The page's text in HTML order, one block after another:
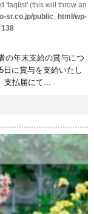
'faqlist' (this will throw an
sr.co.jp/public_html/wp-
138
の年末支給の賞与につ
日に賞与を支給いたし
支払届にて